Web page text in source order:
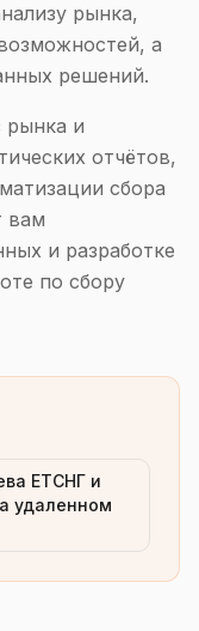
рынка,
а
решений.
рынка и
отчётов,
сбора
вам
и разработке
по сбору
ЕТСНГ и
удаленном